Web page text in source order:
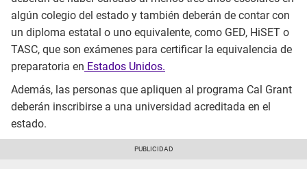
algún colegio del estado y también deberán de contar con
un diploma estatal o uno equivalente, como GED, HiSET o
TASC, que son exámenes para certificar la equivalencia de
preparatoria en Estados Unidos.
Además, las personas que apliquen al programa Cal Grant
deberán inscribirse a una universidad acreditada en el
estado.